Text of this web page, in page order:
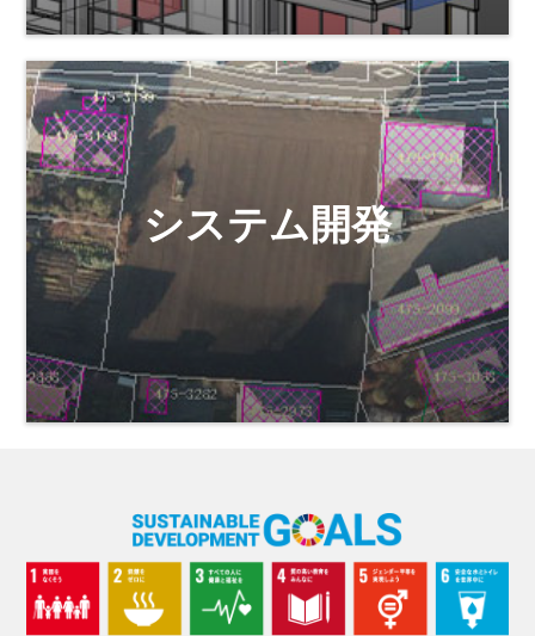
システム開発